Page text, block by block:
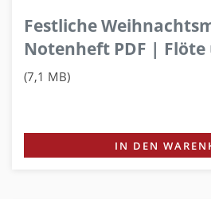
Festliche
Notenheft PDF |
(7,1 MB)
IN DEN